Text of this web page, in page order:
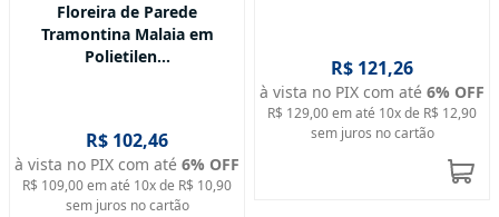
Floreira de Parede
Tramontina Malaia em
Polietilen...
R$ 102,46
à vista no PIX com até 6% OFF
R$ 109,00em até 10x de R$ 10,90
sem juros no cartão
R$ 121,26
à vista no PIX com até 6% OFF
R$ 129,00em até 10x de R$ 12,90
sem juros no cartão